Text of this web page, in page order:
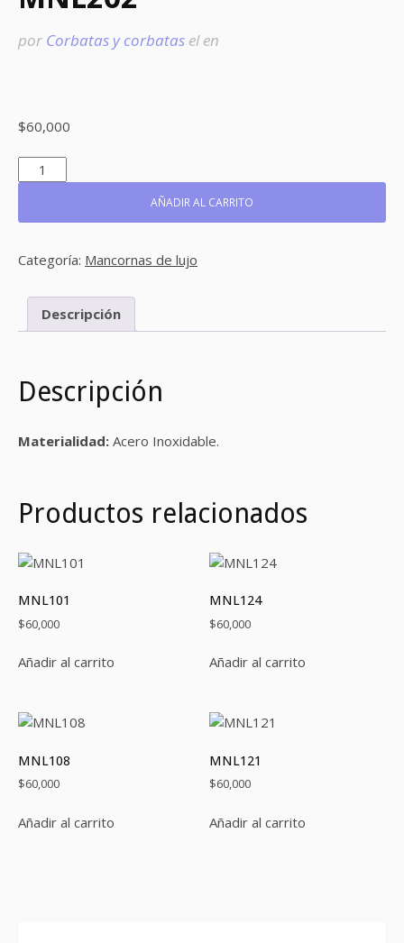
por Corbatas y corbatas elen
$60,000
MNL202
CANTIDAD
AÑADIR AL CARRITO
Categoría: Mancornas de lujo
Descripción
Descripción
Materialidad: Acero Inoxidable.
Productos relacionados
MNL101
$60,000
Añadir al carrito
MNL124
$60,000
Añadir al carrito
MNL108
$60,000
Añadir al carrito
MNL121
$60,000
Añadir al carrito